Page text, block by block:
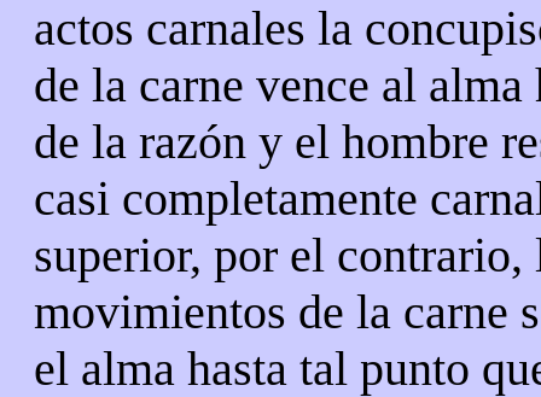
actos carnales la
de la carne vence al
de la razón y el hombre
casi completamente
superior, por el contrario,
movimientos de la carne
el alma hasta tal punto